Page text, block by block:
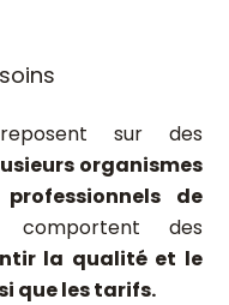
sur des
organismes
de
des
la qualité et le
que les tarifs.